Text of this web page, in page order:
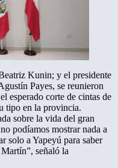
Kunin; y el presidente
Payes, se reunieron
esperado corte de cintas de
tipo en la provincia.
sobre la vida del gran
podíamos mostrar nada a
solo a Yapeyú para saber
señaló la